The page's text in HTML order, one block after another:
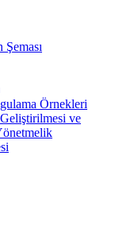
Örnekleri
ve